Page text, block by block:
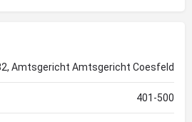
Amtsgericht Amtsgericht Coesfeld
401-500